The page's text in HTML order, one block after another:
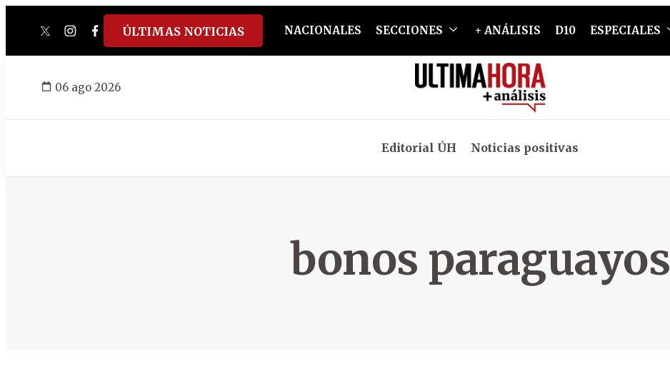
twitterinstagram
facebook
tiktokyoutube
spotify
ÚLTIMAS NOTICIAS NACIONALES SECCIONES + ANÁLISIS D10 ESPECIALES
06 ago 2026
Editorial ÚH Noticias positivas
bonos paraguayos